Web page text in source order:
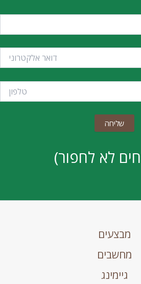
לא לחפור)
מבצעים
מחשבים
גיימינג